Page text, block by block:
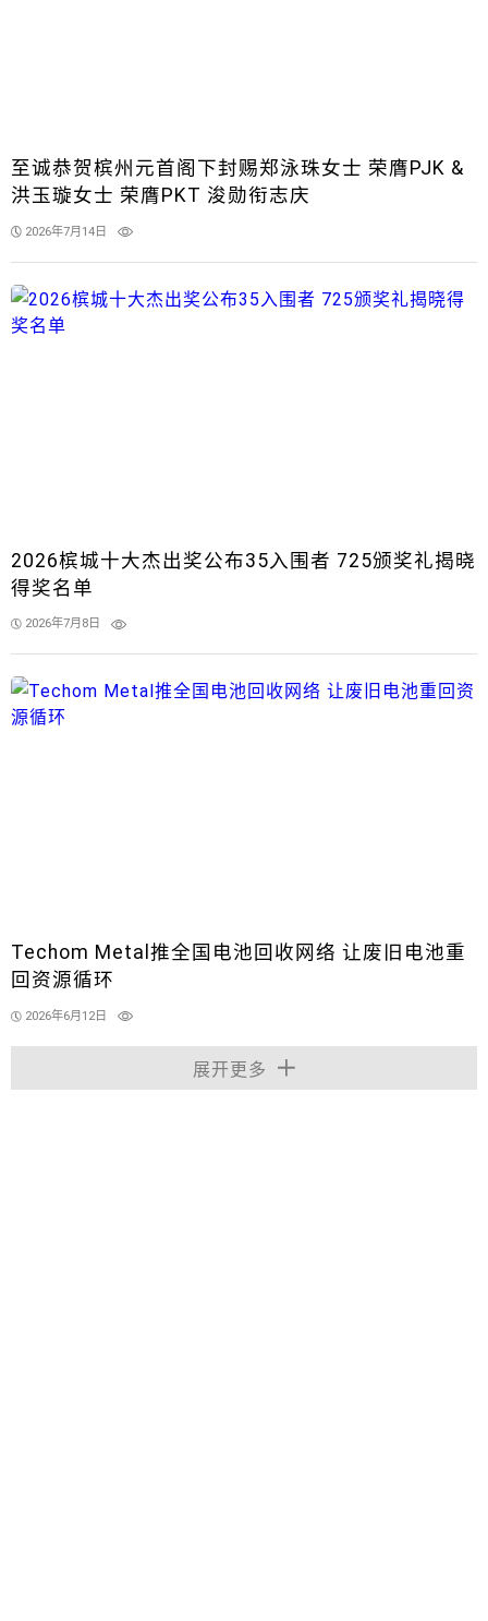
至诚恭贺槟州元首阁下封赐郑泳珠女士 荣膺PJK &
洪玉璇女士 荣膺PKT 浚勋衔志庆
2026年7月14日
2026槟城十大杰出奖公布35入围者 725颁奖礼揭晓
得奖名单
2026年7月8日
Techom Metal推全国电池回收网络 让废旧电池重
回资源循环
2026年6月12日
展开更多